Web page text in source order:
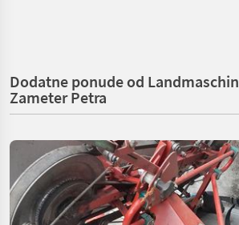
Dodatne ponude od
Zameter Petra